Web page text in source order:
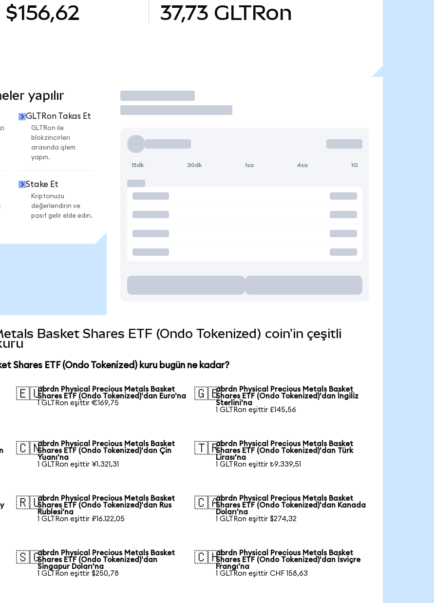
$156,62 37,73 GLTRon
yapılır
GLTRon Takas Et
GLTRon ile
blokzincirleri
arasında işlem
yapın.
Stake Et
Kriptonuzu
değerlendirin ve
pasif gelir elde edin.
İşlem Yap
15dk 30dk 1sa 4sa 1G
Basket Shares ETF (Ondo Tokenized) coin'in çeşitli
Shares ETF (Ondo Tokenized) kuru bugün ne kadar?
🇪🇺abrdn Physical Precious Metals Basket
Shares ETF (Ondo Tokenized)'dan Euro'na
1 GLTRon eşittir €169,75
🇬🇧abrdn Physical Precious Metals Basket
Shares ETF (Ondo Tokenized)'dan İngiliz
Sterlini'na
1 GLTRon eşittir £145,56
🇨🇳abrdn Physical Precious Metals Basket
Shares ETF (Ondo Tokenized)'dan Çin
Yuanı'na
1 GLTRon eşittir ¥1.321,31
🇹🇷abrdn Physical Precious Metals Basket
Shares ETF (Ondo Tokenized)'dan Türk
Lirası'na
1 GLTRon eşittir ₺9.339,51
🇷🇺abrdn Physical Precious Metals Basket
Shares ETF (Ondo Tokenized)'dan Rus
Rublesi'na
1 GLTRon eşittir ₽16.122,05
🇨🇦abrdn Physical Precious Metals Basket
Shares ETF (Ondo Tokenized)'dan Kanada
Doları'na
1 GLTRon eşittir $274,32
🇸🇬abrdn Physical Precious Metals Basket
Shares ETF (Ondo Tokenized)'dan
Singapur Doları'na
1 GLTRon eşittir $250,78
🇨🇭abrdn Physical Precious Metals Basket
Shares ETF (Ondo Tokenized)'dan İsviçre
Frangı'na
1 GLTRon eşittir CHF 158,63